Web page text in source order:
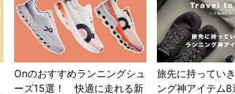
Onのおすすめランニングシュ
ーズ15選！ 快適に走れる新
旅先に持ってい
ング神アイテム